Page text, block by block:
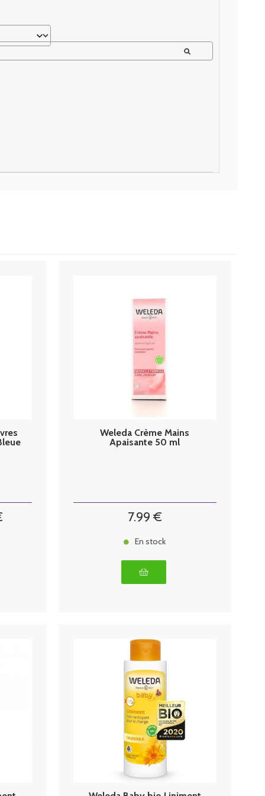
Weleda Crème Mains
Apaisante 50 ml
7.99 €
En stock